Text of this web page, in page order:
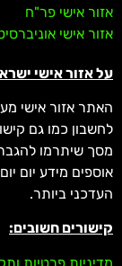
אזור אישי פר"ח
אזור אישי
על אזור אישי
האתר אזור אישי
לחשבון כמו גם
מסך שיתרמו
אוספים מידע יום
העדכני ביותר.
קישורים חשובים: